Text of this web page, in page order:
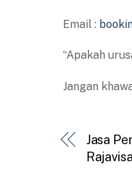
Email :
“Apakah
Jangan
Jasa